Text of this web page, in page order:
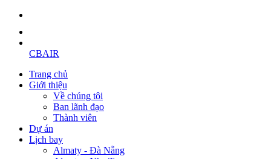
CBAIR
Trang chủ
Giới thiệu
Về chúng tôi
Ban lãnh đạo
Thành viên
Dự án
Lịch bay
Almaty - Đà Nẵng